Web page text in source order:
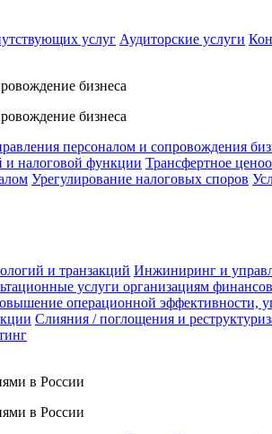
услуг Аудиторские услуги
бизнеса
бизнеса
персоналом и сопровождения
и налоговой функции Трансфертное
Урегулирование налоговых споров
и транзакций Инжиниринг и
услуги организациям
операционной эффективности,
Слияния / поглощения и
в России
в России